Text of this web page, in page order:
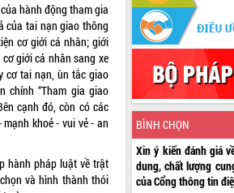
hành động tham gia
của tai nạn giao thông
cơ giới cá nhân; giới
giới cá nhân sang xe
cơ tai nạn, ùn tắc giao
chính “Tham gia giao
cạnh đó, còn có các
khoẻ - vui vẻ - an
hành pháp luật về trật
và hình thành thói
BÌNH CHỌN
Xin ý kiến đánh giá
dung, chất lượng
của Cổng thông tin